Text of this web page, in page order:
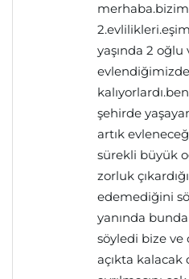
yaşında 2
şehirde
artık
sürekli büyük
zorluk
edemediğini
yanında
söyledi bize
açıkta